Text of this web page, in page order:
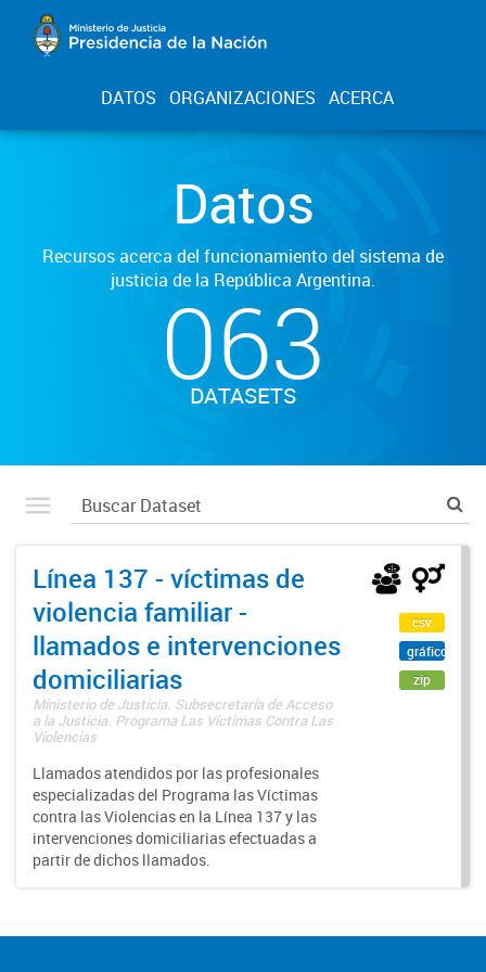
DATOS ORGANIZACIONES ACERCA
Datos
Recursos acerca del funcionamiento del sistema de
justicia de la República Argentina.
063
DATASETS
Línea 137 - víctimas de
violencia familiar -
llamados e intervenciones
domiciliarias
Ministerio de Justicia. Subsecretaría de Acceso
a la Justicia. Programa Las Víctimas Contra Las
Violencias
Llamados atendidos por las profesionales
especializadas del Programa las Víctimas
contra las Violencias en la Línea 137 y las
intervenciones domiciliarias efectuadas a
partir de dichos llamados.
csv
gráfico
zip